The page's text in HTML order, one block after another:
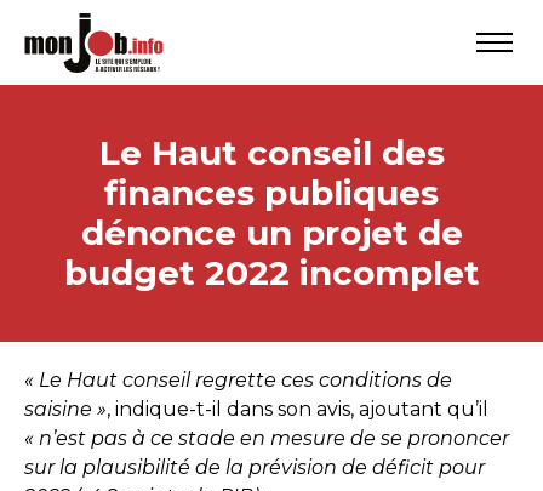
Le Haut conseil des
finances publiques
dénonce un projet de
budget 2022 incomplet
« Le Haut conseil regrette ces conditions de
saisine », indique-t-il dans son avis, ajoutant qu’il
« n’est pas à ce stade en mesure de se prononcer
sur la plausibilité de la prévision de déficit pour